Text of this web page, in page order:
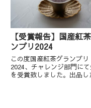
【受賞報告】国産紅
ンプリ2024
この度国産紅茶グランプリ
2024、チャレンジ部門に
を受賞致しました。出品し